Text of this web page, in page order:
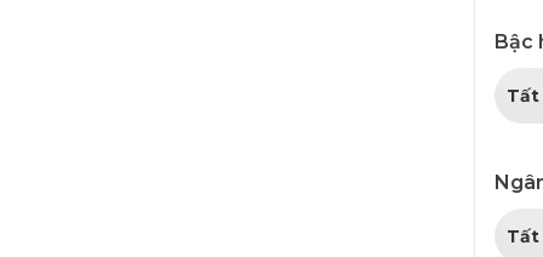
Bậc